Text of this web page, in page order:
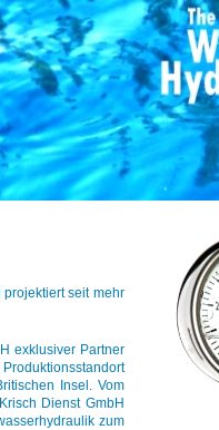
projektiert seit mehr
exklusiver Partner
Insel. Vom
Dienst GmbH
zum